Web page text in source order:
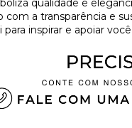
qualidade e
com a transparência e
inspirar e apoiar